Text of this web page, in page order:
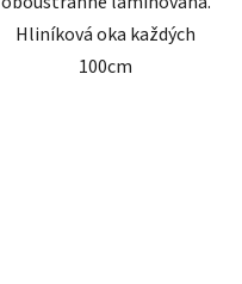
Hliníková oka každých
100cm